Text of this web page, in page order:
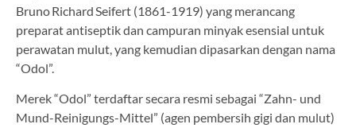
Bruno Richard Seifert (1861-1919) yang merancang
preparat antiseptik dan campuran minyak esensial untuk
perawatan mulut, yang kemudian dipasarkan dengan nama
“Odol”.
Merek “Odol” terdaftar secara resmi sebagai “Zahn- und
Mund-Reinigungs-Mittel” (agen pembersih gigi dan mulut)